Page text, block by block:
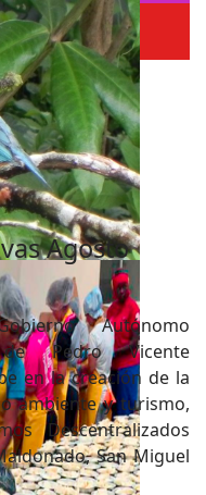
Agosto
Autónomo
de Pedro Vicente
en la creación de la
ambiente y turismo,
Descentralizados
San Miguel